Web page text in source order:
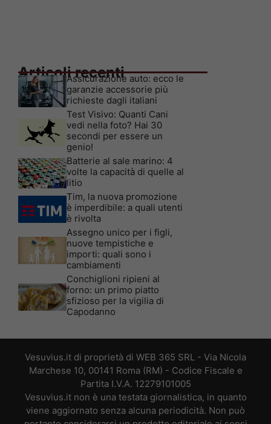
Articoli recenti
Assicurazione auto: ecco le
garanzie accessorie più
richieste dagli italiani
Test Visivo: Quanti Cani
vedi nella foto? Hai 30
secondi per essere un
genio!
Batterie al sale marino: 4
volte la capacità di quelle al
litio
Tim, la nuova promozione
è imperdibile: a quali utenti
è rivolta
Assegno unico per i figli,
nuove tempistiche e
importi: quali sono i
cambiamenti
Conchiglioni ripieni al
forno: un primo piatto
sfizioso per la vigilia di
Capodanno
Vesuvius.it di proprietà di WEB 365 SRL - Via Nicola
Marchese 10, 00141 Roma (RM) - Codice Fiscale e
Partita I.V.A. 12279101005
Vesuvius.it non è una testata giornalistica, in quanto
viene aggiornato senza alcuna periodicità. Non può